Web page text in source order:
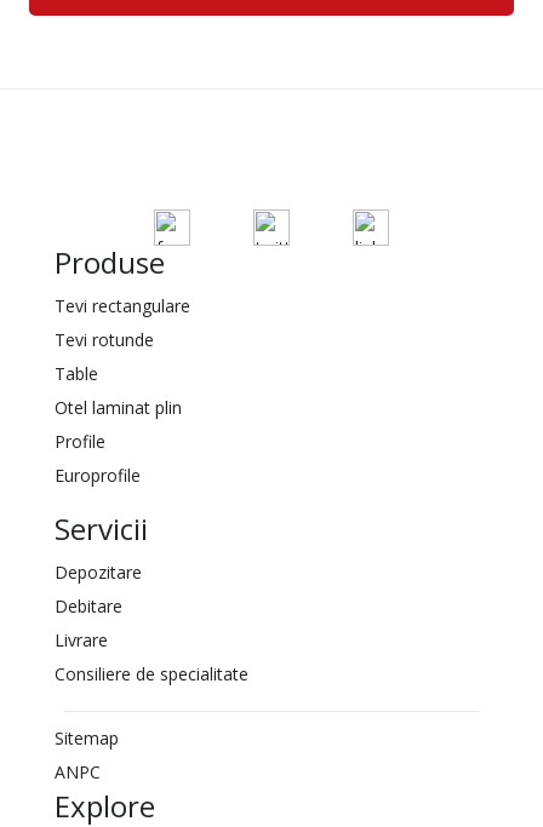
Produse
Tevi rectangulare
Tevi rotunde
Table
Otel laminat plin
Profile
Europrofile
Servicii
Depozitare
Debitare
Livrare
Consiliere de specialitate
Sitemap
ANPC
Explore